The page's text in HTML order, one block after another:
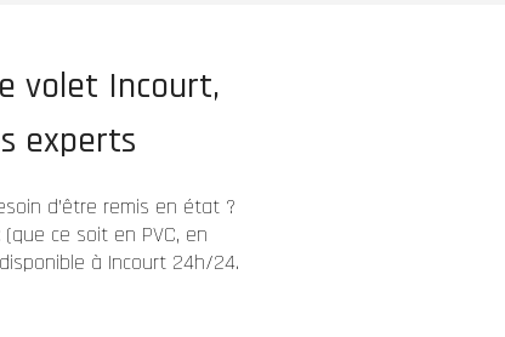
volet Incourt,
experts
d’être remis en état ?
(que ce soit en PVC, en
à Incourt 24h/24.